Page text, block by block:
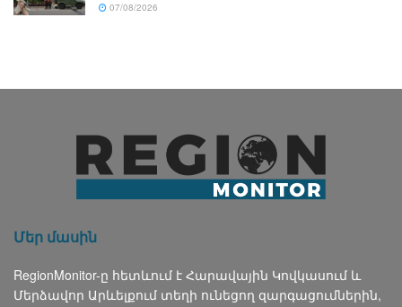
07/08/2026
Մեր մասին
RegionMonitor-ը հետևում է Հարավային Կովկասում և
Մերձավոր Արևելքում տեղի ունեցող զարգացումներին,